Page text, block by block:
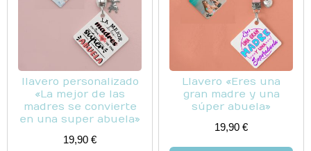
llavero personalizado
«La mejor de las
madres se convierte
en una super abuela»
19,90 €
Llavero «Eres una
gran madre y una
súper abuela»
19,90 €